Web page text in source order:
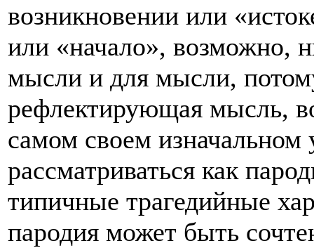
возникновении или
или «начало», возможно,
мысли и для мысли,
рефлектирующая мысль,
самом своем
рассматриваться как
типичные трагедийные
пародия может быть